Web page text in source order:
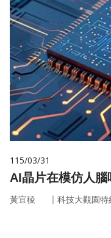
115/03/31
AI晶片在模仿人
黃宜稜 ｜ 科技大觀園特